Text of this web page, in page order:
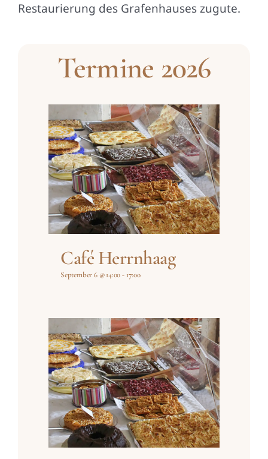
Restaurierung des Grafenhauses zugute.
Termine 2026
Café Herrnhaag
September 6 @ 14:00- 17:00